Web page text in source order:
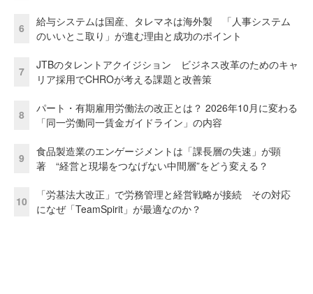
6
給与システムは国産、タレマネは海外製 「人事システム
のいいとこ取り」が進む理由と成功のポイント
7
JTBのタレントアクイジション ビジネス改革のためのキャ
リア採用でCHROが考える課題と改善策
8
パート・有期雇用労働法の改正とは？ 2026年10月に変わる
「同一労働同一賃金ガイドライン」の内容
9
食品製造業のエンゲージメントは「課長層の失速」が顕
著 “経営と現場をつなげない中間層”をどう変える？
10
「労基法大改正」で労務管理と経営戦略が接続 その対応
になぜ「TeamSpirit」が最適なのか？